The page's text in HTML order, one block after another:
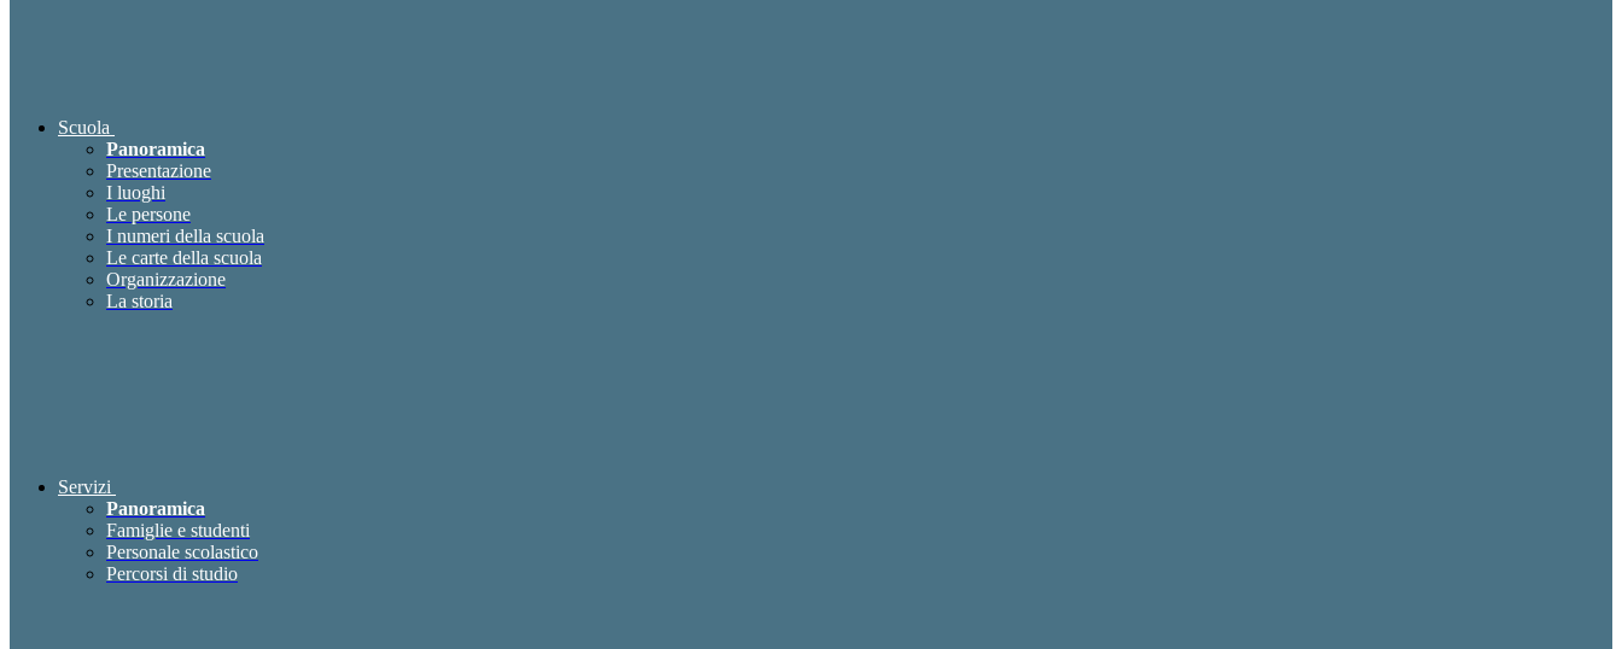
Scuola
Panoramica
Presentazione
I luoghi
Le persone
I numeri della scuola
Le carte della scuola
Organizzazione
La storia
Servizi
Panoramica
Famiglie e studenti
Personale scolastico
Percorsi di studio